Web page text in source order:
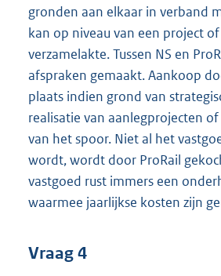
gronden aan elkaar in verband
kan op niveau van een project
verzamelakte. Tussen NS en
afspraken gemaakt. Aankoop
plaats indien grond van
realisatie van aanlegprojecten
van het spoor. Niet al het
wordt, wordt door ProRail
vastgoed rust immers een
waarmee jaarlijkse kosten zijn
Vraag 4